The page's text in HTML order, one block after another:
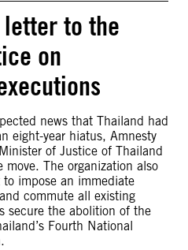
letter to the
on
news that Thailand had
eight-year hiatus, Amnesty
of Justice of Thailand
The organization also
impose an immediate
commute all existing
secure the abolition of the
Fourth National